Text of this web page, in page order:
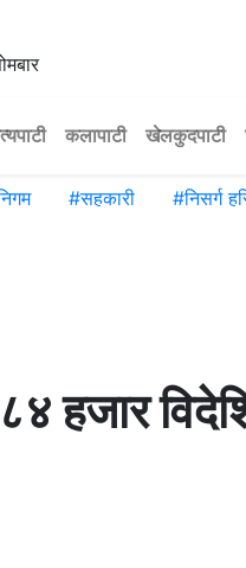
कलापाटी खेलकुदपाटी
#सहकारी #निसर्ग
हजार